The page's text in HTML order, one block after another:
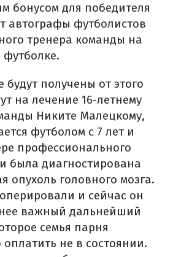
бонусом для победителя
автографы футболистов
тренера команды на
будут получены от этого
на лечение 16-летнему
Никите Малецкому,
футболом с 7 лет и
профессионального
была диагностирована
опухоль головного мозга.
и сейчас он
важный дальнейший
семья парня
оплатить не в состоянии.